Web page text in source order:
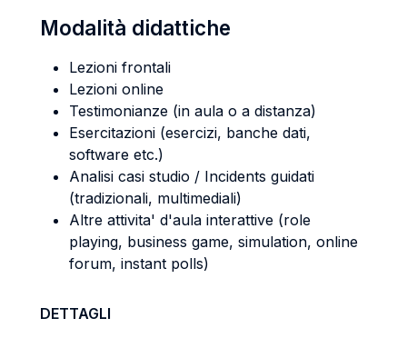
Modalità didattiche
Lezioni frontali
Lezioni online
Testimonianze (in aula o a distanza)
Esercitazioni (esercizi, banche dati,
software etc.)
Analisi casi studio / Incidents guidati
(tradizionali, multimediali)
Altre attivita' d'aula interattive (role
playing, business game, simulation, online
forum, instant polls)
DETTAGLI